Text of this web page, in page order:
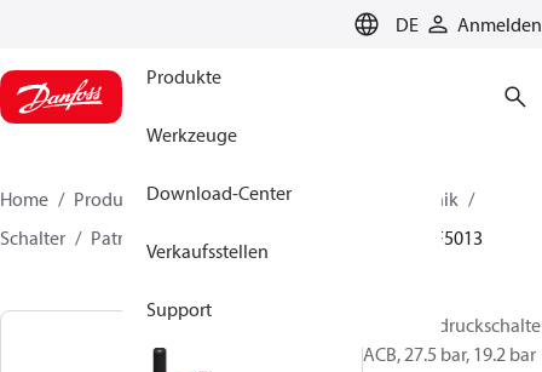
DE Anmelden
Produkte
Werkzeuge
Download-Center
Verkaufsstellen
Support
Home Produkte
Lösung für Kälte- und Klimatechnik
Schalter
Patronendruckschalter 061F5013
ACB, 27.5 bar, 19.2 bar